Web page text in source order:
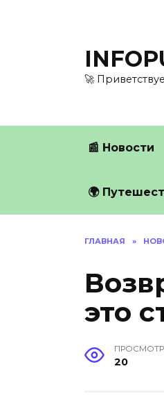
🚀
📰 Новости
🌍
ГЛАВНАЯ »
это
20